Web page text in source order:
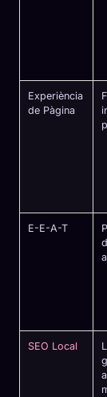
Experiència
de Pàgina
E-E-A-T
SEO Local